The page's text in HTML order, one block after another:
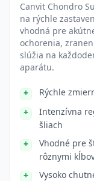
Canvit Chondro
na rýchle
vhodná pre
ochorenia,
slúžia na
aparátu.
Rýchle
Intenzívna
šliach
Vhodné pre
rôznymi
Vysoko